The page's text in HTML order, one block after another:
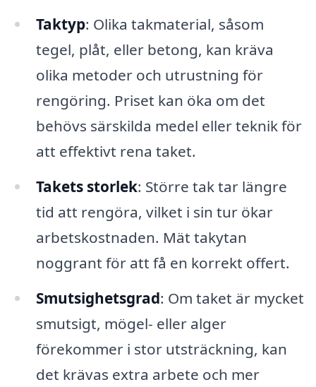
Taktyp: Olika takmaterial, såsom
tegel, plåt, eller betong, kan kräva
olika metoder och utrustning för
rengöring. Priset kan öka om det
behövs särskilda medel eller teknik för
att effektivt rena taket.
Takets storlek: Större tak tar längre
tid att rengöra, vilket i sin tur ökar
arbetskostnaden. Mät takytan
noggrant för att få en korrekt offert.
Smutsighetsgrad: Om taket är mycket
smutsigt, mögel- eller alger
förekommer i stor utsträckning, kan
det krävas extra arbete och mer